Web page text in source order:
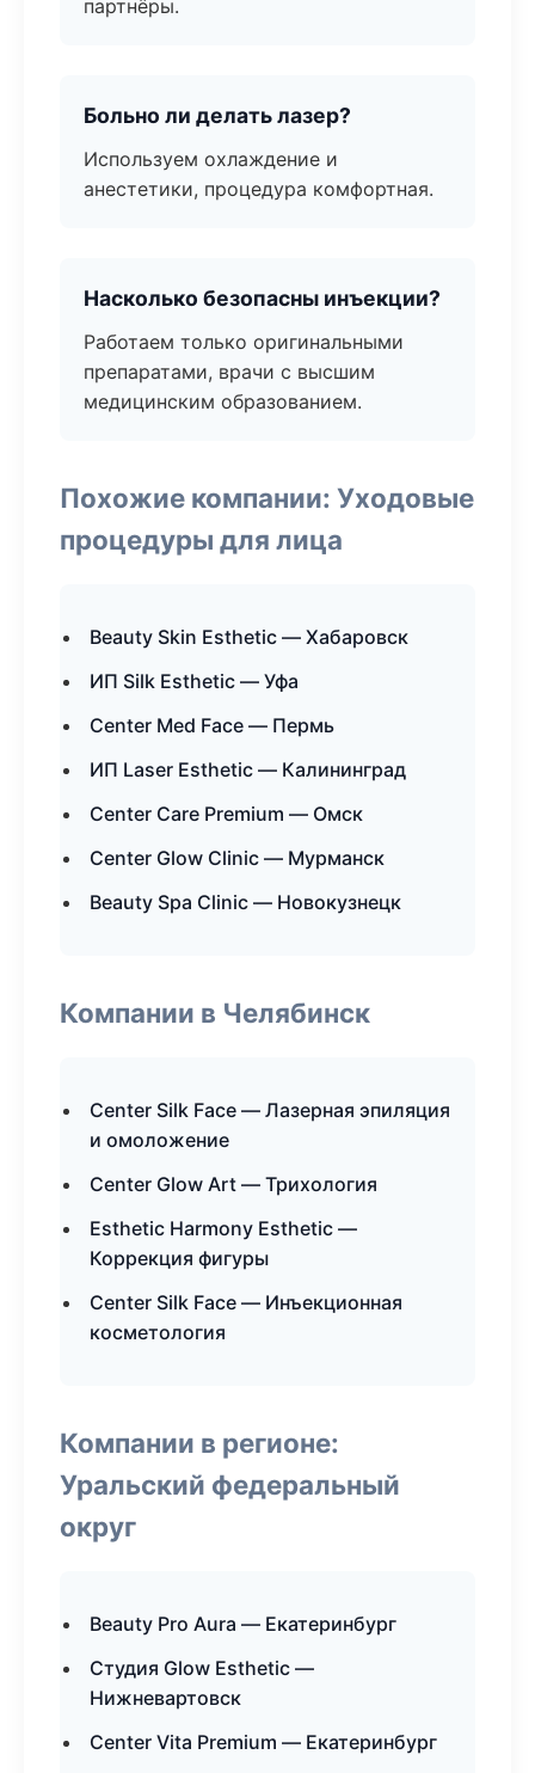
партнёры.
Больно ли делать лазер?
Используем охлаждение и
анестетики, процедура комфортная.
Насколько безопасны инъекции?
Работаем только оригинальными
препаратами, врачи с высшим
медицинским образованием.
Похожие компании: Уходовые
процедуры для лица
Beauty Skin Esthetic — Хабаровск
ИП Silk Esthetic — Уфа
Center Med Face — Пермь
ИП Laser Esthetic — Калининград
Center Care Premium — Омск
Center Glow Clinic — Мурманск
Beauty Spa Clinic — Новокузнецк
Компании в Челябинск
Center Silk Face — Лазерная эпиляция
и омоложение
Center Glow Art — Трихология
Esthetic Harmony Esthetic —
Коррекция фигуры
Center Silk Face — Инъекционная
косметология
Компании в регионе:
Уральский федеральный
округ
Beauty Pro Aura — Екатеринбург
Студия Glow Esthetic —
Нижневартовск
Center Vita Premium — Екатеринбург